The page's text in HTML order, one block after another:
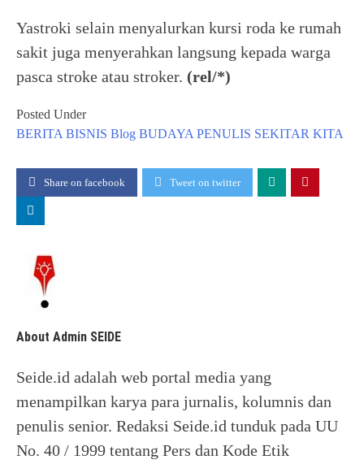
Yastroki selain menyalurkan kursi roda ke rumah
sakit juga menyerahkan langsung kepada warga
pasca stroke atau stroker. (rel/*)
Posted Under
BERITA BISNIS Blog BUDAYA PENULIS SEKITAR KITA
Share on facebook Tweet on twitter
About Admin SEIDE
Seide.id adalah web portal media yang
menampilkan karya para jurnalis, kolumnis dan
penulis senior. Redaksi Seide.id tunduk pada UU
No. 40 / 1999 tentang Pers dan Kode Etik